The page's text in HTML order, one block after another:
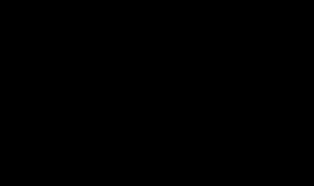
через сайт. Качество печати на